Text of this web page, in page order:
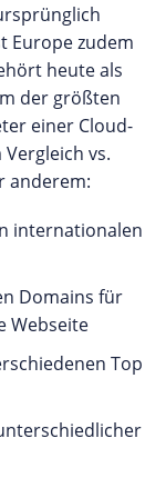
Europe zudem
heute als
der größten
einer Cloud-
vs.
anderem:
internationalen
Domains für
Webseite
Top